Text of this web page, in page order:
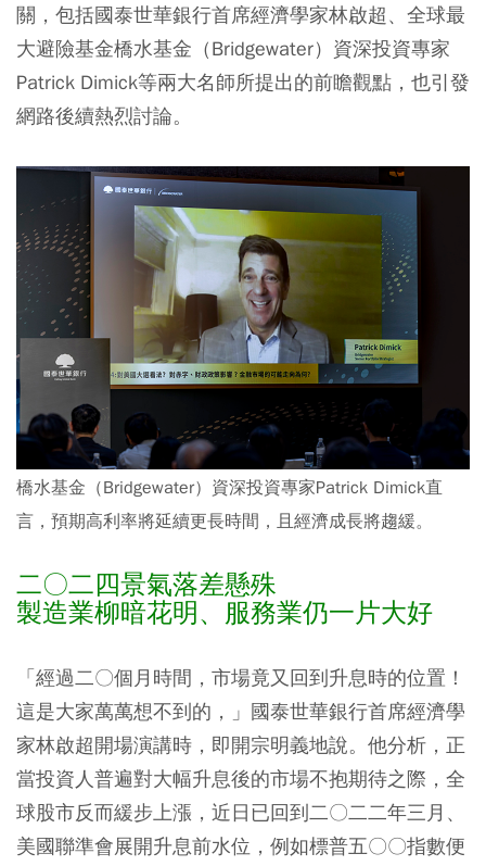
關，包括國泰世華銀行首席經濟學家林啟超、全球最
大避險基金橋水基金（Bridgewater）資深投資專家
Patrick Dimick等兩大名師所提出的前瞻觀點，也引發
網路後續熱烈討論。
橋水基金（Bridgewater）資深投資專家Patrick Dimick直
言，預期高利率將延續更長時間，且經濟成長將趨緩。
二〇二四景氣落差懸殊
製造業柳暗花明、服務業仍一片大好
「經過二〇個月時間，市場竟又回到升息時的位置！
這是大家萬萬想不到的，」國泰世華銀行首席經濟學
家林啟超開場演講時，即開宗明義地說。他分析，正
當投資人普遍對大幅升息後的市場不抱期待之際，全
球股市反而緩步上漲，近日已回到二〇二二年三月、
美國聯準會展開升息前水位，例如標普五〇〇指數便